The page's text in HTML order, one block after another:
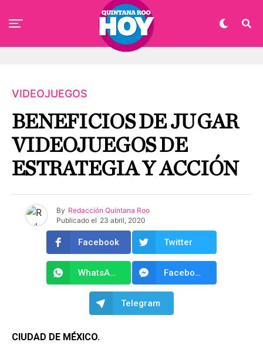
VIDEOJUEGOS
BENEFICIOS DE JUGAR
VIDEOJUEGOS DE
ESTRATEGIA Y ACCIÓN
By Redacción Quintana Roo
Publicado el 23 abril, 2020
Facebook Twitter
WhatsApp Facebook Messenger
Telegram
CIUDAD DE MÉXICO.